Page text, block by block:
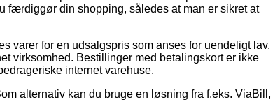
færdiggør din shopping, således at man er sikret at
varer for en udsalgspris som anses for uendeligt lav,
virksomhed. Bestillinger med betalingskort er ikke
internet varehuse.
alternativ kan du bruge en løsning fra f.eks. ViaBill,